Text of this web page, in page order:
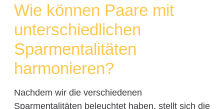
Wie können Paare mit
unterschiedlichen
Sparmentalitäten
harmonieren?
Nachdem wir die verschiedenen
Sparmentalitäten beleuchtet haben, stellt sich die